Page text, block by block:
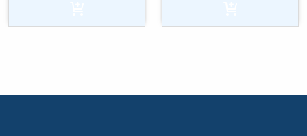
140041- 140041-